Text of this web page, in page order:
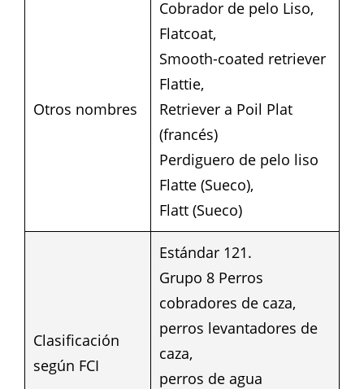
Otros nombres
Cobrador de pelo Liso,
Flatcoat,
Smooth-coated retriever
Flattie,
Retriever a Poil Plat
(francés)
Perdiguero de pelo liso
Flatte (Sueco),
Flatt (Sueco)
Clasificación
según FCI
Estándar 121.
Grupo 8 Perros
cobradores de caza,
perros levantadores de
caza,
perros de agua